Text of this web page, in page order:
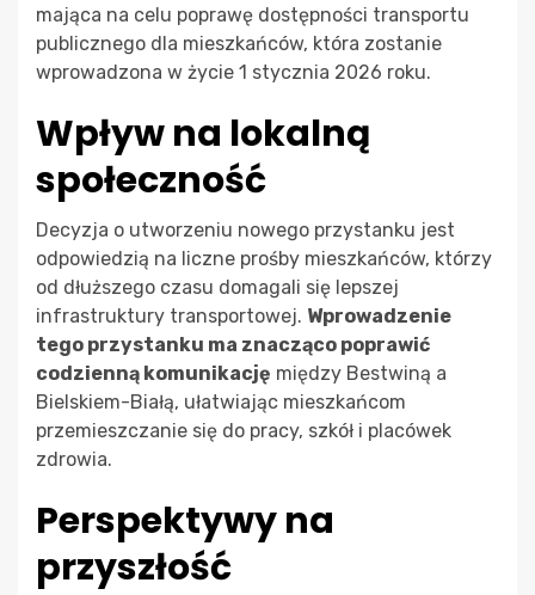
mająca na celu poprawę dostępności transportu
publicznego dla mieszkańców, która zostanie
wprowadzona w życie 1 stycznia 2026 roku.
Wpływ na lokalną
społeczność
Decyzja o utworzeniu nowego przystanku jest
odpowiedzią na liczne prośby mieszkańców, którzy
od dłuższego czasu domagali się lepszej
infrastruktury transportowej. Wprowadzenie
tego przystanku ma znacząco poprawić
codzienną komunikację między Bestwiną a
Bielskiem-Białą, ułatwiając mieszkańcom
przemieszczanie się do pracy, szkół i placówek
zdrowia.
Perspektywy na
przyszłość